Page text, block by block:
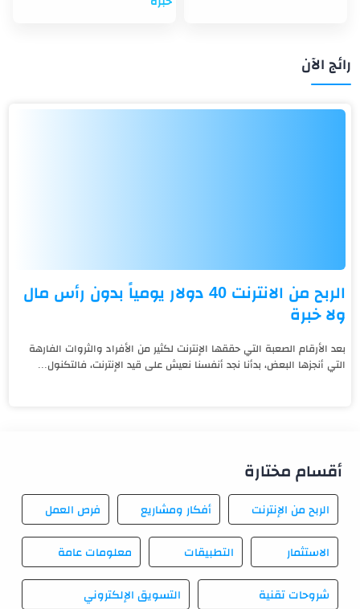
رائج الآن
الربح من الانترنت 40 دولار يومياً بدون رأس مال
ولا خبرة
بعد الأرقام الصعبة التي حققها الإنترنت لكثير من الأفراد والثروات الفارهة
التي أنجزها البعض، بدأنا نجد أنفسنا نعيش على قيد الإنترنت، فالتكنول...
أقسام مختارة
الربح من الإنترنت أفكار ومشاريع فرص العمل
الاستثمار التطبيقات معلومات عامة
شروحات تقنية التسويق الإلكتروني